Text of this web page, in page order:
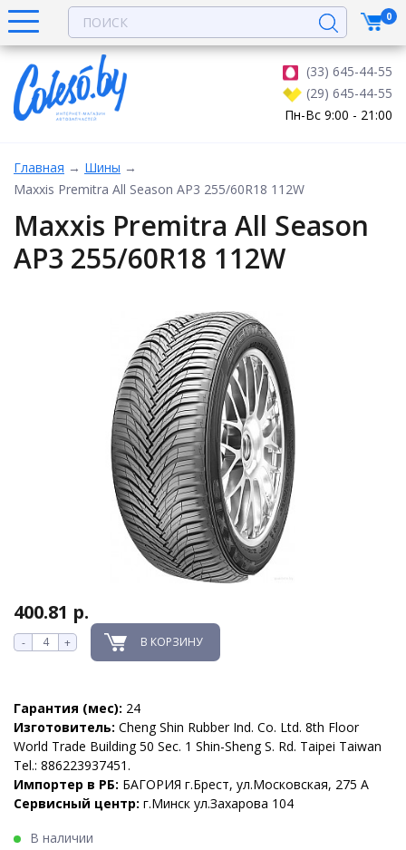
(33) 645-44-55
(29) 645-44-55
Пн-Вс 9:00 - 21:00
0
Главная → Шины →
Maxxis Premitra All Season AP3 255/60R18 112W
Maxxis Premitra All Season
AP3 255/60R18 112W
400.81 р.
- + В КОРЗИНУ
Гарантия (мес): 24
Изготовитель: Cheng Shin Rubber Ind. Co. Ltd. 8th Floor
World Trade Building 50 Sec. 1 Shin-Sheng S. Rd. Taipei Taiwan
Tel.: 886223937451.
Импортер в РБ: БАГОРИЯ г.Брест, ул.Московская, 275 А
Сервисный центр: г.Минск ул.Захарова 104
В наличии